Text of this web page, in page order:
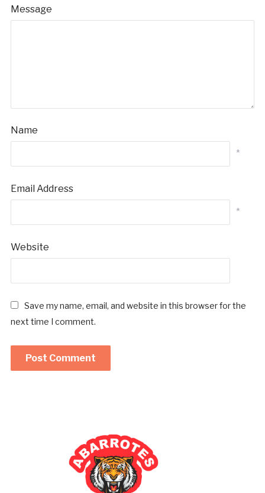
Message
Name
*
Email Address
*
Website
Save my name, email, and website in this browser for the
next time I comment.